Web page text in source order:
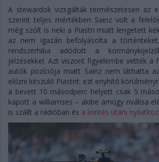
A stewardok vizsgálták természetesen az
szerint teljes mértékben Sainz volt a
még szólt is neki a Piastri miatt lengetett
az nem igazán befolyásolta a
rendszerhiba adódott a
jelzésekkel. Azt viszont figyelembe vették a
autók pozíciója miatt Sainz nem láthatta
előzni készülő Piastrit: ezt enyhítő
a bevett 10 másodperc helyett csak 5
kapott a williamses – akibe amúgy riválisa
is szállt a rádióban és a leintés utáni